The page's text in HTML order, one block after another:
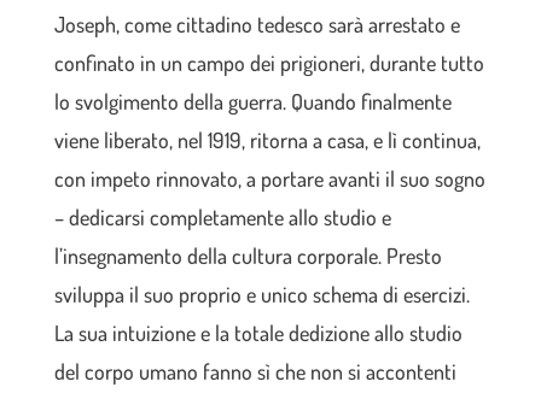
Joseph, come cittadino tedesco sarà arrestato e
confinato in un campo dei prigioneri, durante tutto
lo svolgimento della guerra. Quando finalmente
viene liberato, nel 1919, ritorna a casa, e lì continua,
con impeto rinnovato, a portare avanti il suo sogno
– dedicarsi completamente allo studio e
l’insegnamento della cultura corporale. Presto
sviluppa il suo proprio e unico schema di esercizi.
La sua intuizione e la totale dedizione allo studio
del corpo umano fanno sì che non si accontenti